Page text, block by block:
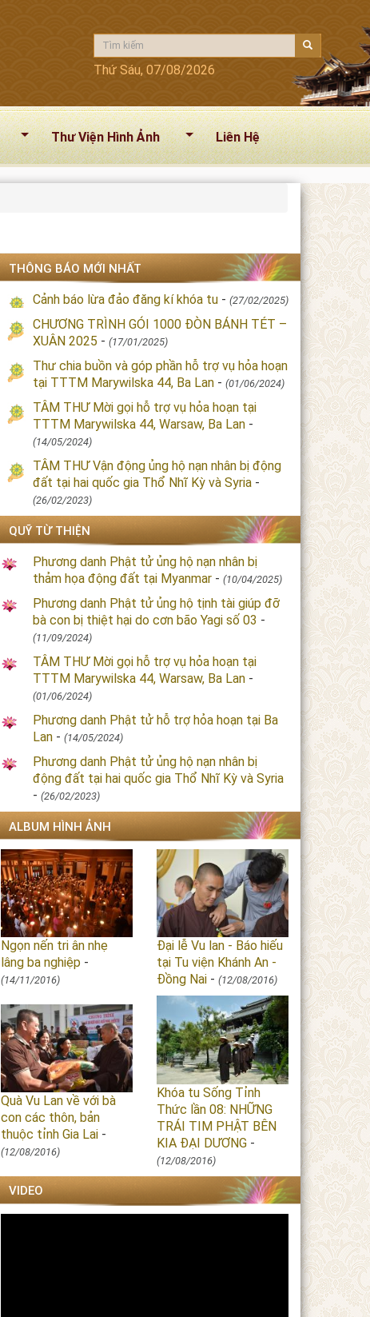
Thứ Sáu, 07/08/2026
Thư Viện Hình Ảnh Liên Hệ
THÔNG BÁO MỚI NHẤT
Cảnh báo lừa đảo đăng kí khóa tu- (27/02/2025)
CHƯƠNG TRÌNH GÓI 1000 ĐÒN BÁNH TÉT –
XUÂN 2025 - (17/01/2025)
Thư chia buồn và góp phần hỗ trợ vụ hỏa hoạn
tại TTTM Marywilska 44, Ba Lan- (01/06/2024)
TÂM THƯ Mời gọi hỗ trợ vụ hỏa hoạn tại
TTTM Marywilska 44, Warsaw, Ba Lan-
(14/05/2024)
TÂM THƯ Vận động ủng hộ nạn nhân bị động
đất tại hai quốc gia Thổ Nhĩ Kỳ và Syria-
(26/02/2023)
QUỸ TỪ THIỆN
Phương danh Phật tử ủng hộ nạn nhân bị
thảm họa động đất tại Myanmar- (10/04/2025)
Phương danh Phật tử ủng hộ tịnh tài giúp đỡ
bà con bị thiệt hại do cơn bão Yagi số 03 -
(11/09/2024)
TÂM THƯ Mời gọi hỗ trợ vụ hỏa hoạn tại
TTTM Marywilska 44, Warsaw, Ba Lan-
(01/06/2024)
Phương danh Phật tử hỗ trợ hỏa hoạn tại Ba
Lan - (14/05/2024)
Phương danh Phật tử ủng hộ nạn nhân bị
động đất tại hai quốc gia Thổ Nhĩ Kỳ và Syria
- (26/02/2023)
ALBUM HÌNH ẢNH
Ngọn nến tri ân nhẹ
lâng ba nghiệp-
(14/11/2016)
Đại lễ Vu lan - Báo hiếu
tại Tu viện Khánh An -
Đồng Nai- (12/08/2016)
Quà Vu Lan về với bà
con các thôn, bản
thuộc tỉnh Gia Lai-
(12/08/2016)
Khóa tu Sống Tỉnh
Thức lần 08: NHỮNG
TRÁI TIM PHẬT BÊN
KIA ĐẠI DƯƠNG-
(12/08/2016)
VIDEO